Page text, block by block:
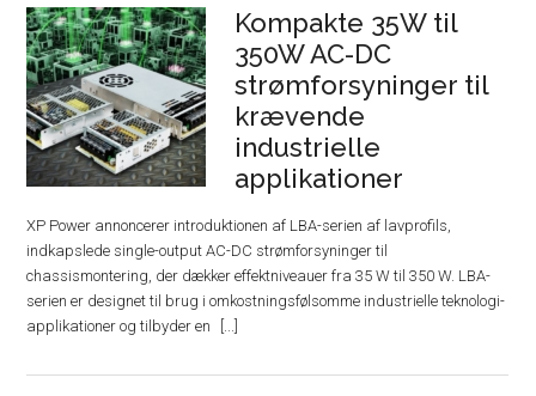
Kompakte 35W til
350W AC-DC
strømforsyninger til
krævende
industrielle
applikationer
XP Power annoncerer introduktionen af ​​LBA-serien af ​​lavprofils,
indkapslede single-output AC-DC strømforsyninger til
chassismontering, der dækker effektniveauer fra 35 W til 350 W. LBA-
serien er designet til brug i omkostningsfølsomme industrielle teknologi-
applikationer og tilbyder en